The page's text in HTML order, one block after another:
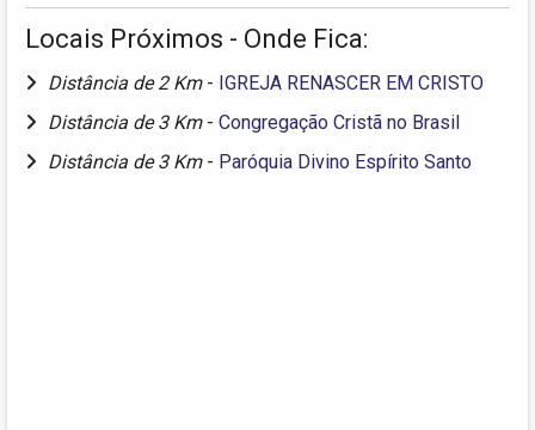
Locais Próximos - Onde Fica:
Distância de 2 Km - IGREJA RENASCER EM CRISTO
Distância de 3 Km - Congregação Cristã no Brasil
Distância de 3 Km - Paróquia Divino Espírito Santo